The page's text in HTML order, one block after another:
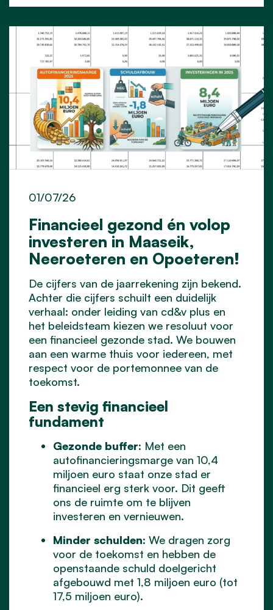
Financieel gezond én volop
investeren in Maaseik,
Neeroeteren en Opoeteren!
01/07/26
De cijfers van de jaarrekening zijn bekend.
Achter die cijfers schuilt een duidelijk
verhaal: onder leiding van cd&v plus en
het beleidsteam kiezen we resoluut voor
een financieel gezonde stad. We bouwen
aan een warme thuis voor iedereen, met
respect voor de portemonnee van de
toekomst.
Een stevig financieel
fundament
Gezonde buffer: Met een
autofinancieringsmarge van 10,4
miljoen euro staat onze stad er
financieel erg sterk voor. Dit geeft
ons de ruimte om te blijven
investeren en vernieuwen.
Minder schulden: We dragen zorg
voor de toekomst en hebben de
openstaande schuld doelgericht
afgebouwd met 1,8 miljoen euro (tot
17,5 miljoen euro).